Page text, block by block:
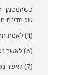
כשהמסמך
של מדינת
(1) לאמת חתימה על מסמך;
(3) לאשר נכונותו של העתק מסמך;
(7) לאשר נכונותה של רשימת מצאי;